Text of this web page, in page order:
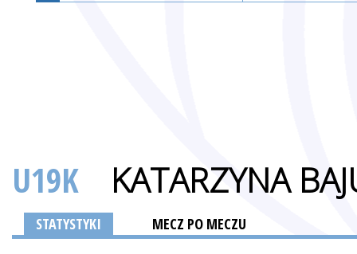
U19K KATARZYNA
STATYSTYKI MECZ PO MECZU